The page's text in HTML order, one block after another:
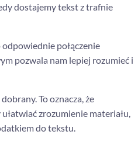
dostajemy tekst z trafnie
połączenie
pozwala nam lepiej rozumieć i
To oznacza, że
zrozumienie materiału,
do tekstu.